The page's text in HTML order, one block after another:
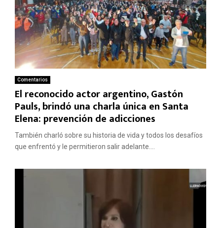
Comentarios
El reconocido actor argentino, Gastón
Pauls, brindó una charla única en Santa
Elena: prevención de adicciones
También charló sobre su historia de vida y todos los desafíos
que enfrentó y le permitieron salir adelante....